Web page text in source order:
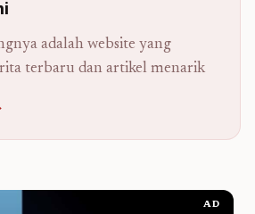
adalah website yang
terbaru dan artikel menarik
AD